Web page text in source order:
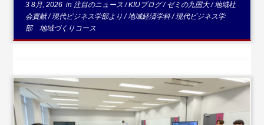
3 8月, 2026 in 注目のニュース/KIUブログ/ゼミの九国大/地域社
会貢献/現代ビジネス学部より/地域経済学科/現代ビジネス学
部 地域づくりコース